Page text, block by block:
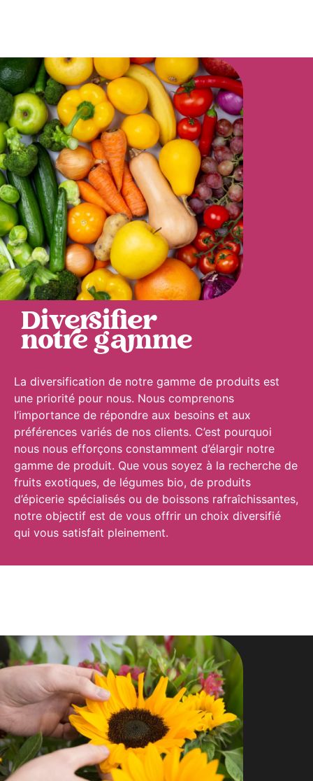
Diversifier
notre gamme
La diversification de notre gamme de produits est
une priorité pour nous. Nous comprenons
l’importance de répondre aux besoins et aux
préférences variés de nos clients. C’est pourquoi
nous nous efforçons constamment d’élargir notre
gamme de produit. Que vous soyez à la recherche de
fruits exotiques, de légumes bio, de produits
d’épicerie spécialisés ou de boissons rafraîchissantes,
notre objectif est de vous offrir un choix diversifié
qui vous satisfait pleinement.